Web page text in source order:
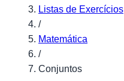
Listas de Exercícios
/
Matemática
/
Conjuntos